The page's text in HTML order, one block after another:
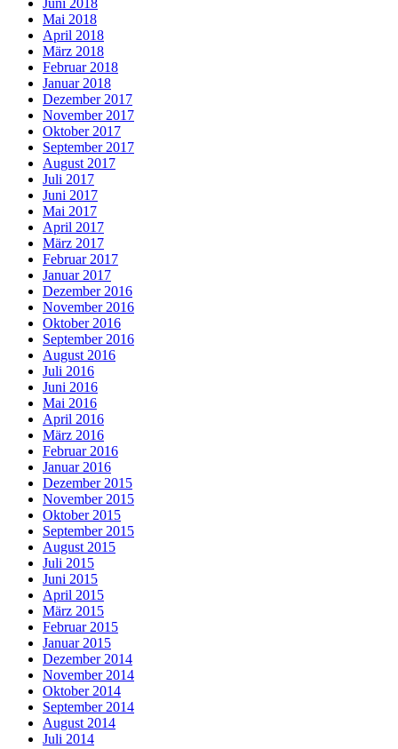
Mai 2018
April 2018
März 2018
Februar 2018
Januar 2018
Dezember 2017
November 2017
Oktober 2017
September 2017
August 2017
Juli 2017
Juni 2017
Mai 2017
April 2017
März 2017
Februar 2017
Januar 2017
Dezember 2016
November 2016
Oktober 2016
September 2016
August 2016
Juli 2016
Juni 2016
Mai 2016
April 2016
März 2016
Februar 2016
Januar 2016
Dezember 2015
November 2015
Oktober 2015
September 2015
August 2015
Juli 2015
Juni 2015
April 2015
März 2015
Februar 2015
Januar 2015
Dezember 2014
November 2014
Oktober 2014
September 2014
August 2014
Juli 2014